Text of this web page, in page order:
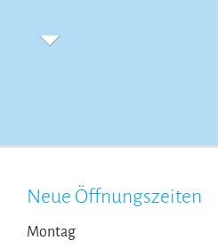
Neue Öffnungszeiten
Montag